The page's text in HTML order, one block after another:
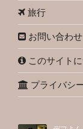
旅行
お問い合わせ
このサイト
プライバシ